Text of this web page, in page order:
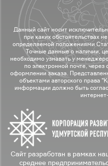
Данный сайт носит
при каких обстоятельствах
определяемой положениями
Точные данные о наличии,
необходимо узнавать у
по электронной почте,
оформлении заказа.
объектами авторского права
информации должно быть
Сайт разработан в рамках
среднее